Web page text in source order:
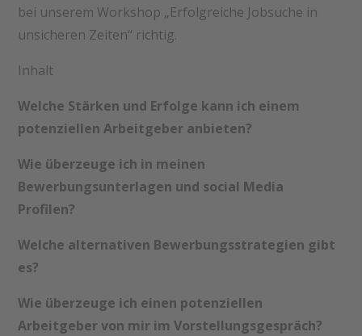
bei unserem Workshop „Erfolgreiche Jobsuche in
unsicheren Zeiten“ richtig.
Inhalt
Welche Stärken und Erfolge kann ich einem
potenziellen Arbeitgeber anbieten?
Wie überzeuge ich in meinen
Bewerbungsunterlagen und social Media
Profilen?
Welche alternativen Bewerbungsstrategien gibt
es?
Wie überzeuge ich einen potenziellen
Arbeitgeber von mir im Vorstellungsgespräch?